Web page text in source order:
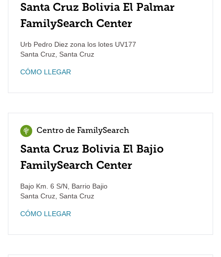
Santa Cruz Bolivia El Palmar
FamilySearch Center
Urb Pedro Diez zona los lotes UV177
Santa Cruz Santa Cruz
CÓMO LLEGAR
Centro de FamilySearch
Santa Cruz Bolivia El Bajio
FamilySearch Center
Bajo Km. 6 S/N, Barrio Bajio
Santa Cruz Santa Cruz
CÓMO LLEGAR